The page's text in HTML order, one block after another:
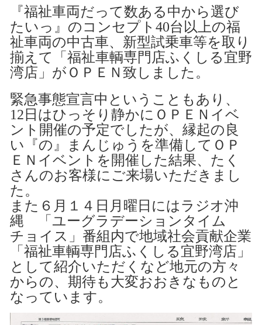
『福祉車両だって数ある中から選び
たいっ』のコンセプト40台以上の福
祉車両の中古車、新型試乗車等を取り
揃えて「福祉車輌専門店ふくしる宜野
湾店」がＯＰＥＮ致しました。
緊急事態宣言中ということもあり、
12日はひっそり静かにＯＰＥＮイベ
ント開催の予定でしたが、縁起の良
い『の』まんじゅうを準備してＯＰ
ＥＮイベントを開催した結果、たく
さんのお客様にご来場いただきまし
た。
また６月１４日月曜日にはラジオ沖
縄 「ユーグラデーションタイム
チョイス」番組内で地域社会貢献企業
「福祉車輌専門店ふくしる宜野湾店」
として紹介いただくなど地元の方々
からの、期待も大変おおきなものと
なっています。